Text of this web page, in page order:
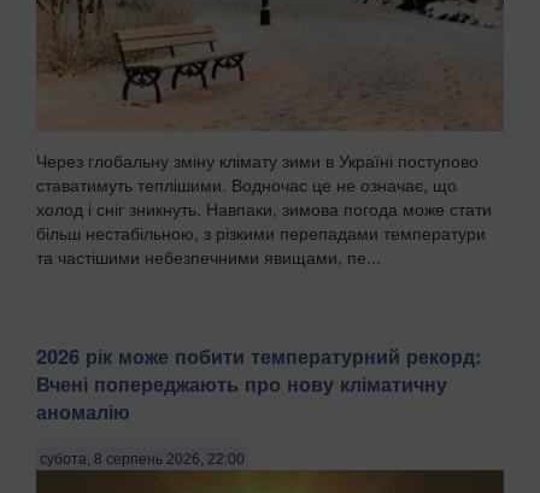
Через глобальну зміну клімату зими в Україні поступово
ставатимуть теплішими. Водночас це не означає, що
холод і сніг зникнуть. Навпаки, зимова погода може стати
більш нестабільною, з різкими перепадами температури
та частішими небезпечними явищами, пе...
2026 рік може побити температурний рекорд:
Вчені попереджають про нову кліматичну
аномалію
субота, 8 серпень 2026, 22:00